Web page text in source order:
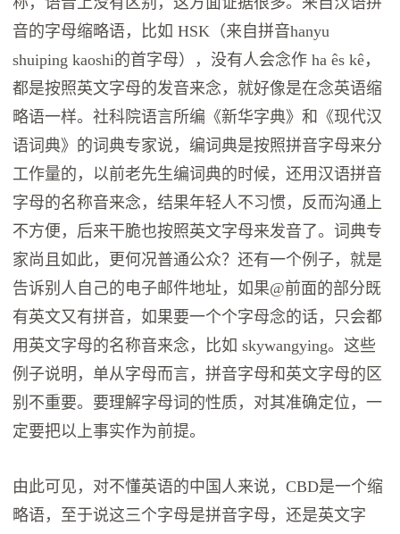
音的字母缩略语，比如 HSK（来自拼音hanyu
shuiping kaoshi的首字母），没有人会念作 ha ês kê，
都是按照英文字母的发音来念，就好像是在念英语缩
略语一样。社科院语言所编《新华字典》和《现代汉
语词典》的词典专家说，编词典是按照拼音字母来分
工作量的，以前老先生编词典的时候，还用汉语拼音
字母的名称音来念，结果年轻人不习惯，反而沟通上
不方便，后来干脆也按照英文字母来发音了。词典专
家尚且如此，更何况普通公众？还有一个例子，就是
告诉别人自己的电子邮件地址，如果@前面的部分既
有英文又有拼音，如果要一个个字母念的话，只会都
用英文字母的名称音来念，比如 skywangying。这些
例子说明，单从字母而言，拼音字母和英文字母的区
别不重要。要理解字母词的性质，对其准确定位，一
定要把以上事实作为前提。
由此可见，对不懂英语的中国人来说，CBD是一个缩
略语，至于说这三个字母是拼音字母，还是英文字